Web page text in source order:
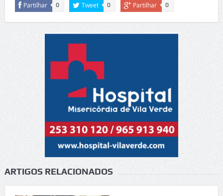
Partilhar 0 Tweet 0 Partilhar 0
ARTIGOS RELACIONADOS